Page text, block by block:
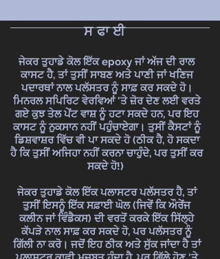
ਸਫਾਈ
ਜੇਕਰ ਤੁਹਾਡੇ ਕੋਲ ਇੱਕ epoxy ਜਾਂ ਅੱਜ ਦੀ ਰਾਲ
ਕਾਸਟ ਹੈ, ਤਾਂ ਤੁਸੀਂ ਸਾਬਣ ਅਤੇ ਪਾਣੀ ਜਾਂ ਖਣਿਜ
ਪਦਾਰਥਾਂ ਨਾਲ ਪਲੱਸਤਰ ਨੂੰ ਸਾਫ਼ ਕਰ ਸਕਦੇ ਹੋ।
ਮਿਨਰਲ ਸਪਿਰਿਟ ਵੇਰਵਿਆਂ 'ਤੇ ਜ਼ੋਰ ਦੇਣ ਲਈ ਵਰਤੇ
ਗਏ ਕੁਝ ਤੇਲ ਪੇਂਟ ਵਾਸ਼ ਨੂੰ ਹਟਾ ਸਕਦੇ ਹਨ, ਪਰ ਇਹ
ਕਾਸਟ ਨੂੰ ਨੁਕਸਾਨ ਨਹੀਂ ਪਹੁੰਚਾਏਗਾ। ਤੁਸੀਂ ਕੈਸਟਾਂ ਨੂੰ
ਡਿਸ਼ਵਾਸ਼ਰ ਵਿੱਚ ਵੀ ਪਾ ਸਕਦੇ ਹੋ (ਠੀਕ ਹੈ, ਹੋ ਸਕਦਾ
ਹੈ ਕਿ ਤੁਸੀਂ ਅਜਿਹਾ ਨਹੀਂ ਕਰਨਾ ਚਾਹੁੰਦੇ, ਪਰ ਤੁਸੀਂ ਕਰ
ਸਕਦੇ ਹੋ!)
ਜੇਕਰ ਤੁਹਾਡੇ ਕੋਲ ਇੱਕ ਪਲਾਸਟਰ ਪਲੱਸਤਰ ਹੈ, ਤਾਂ
ਤੁਸੀਂ ਇਸਨੂੰ ਇੱਕ ਸਫ਼ਾਈ ਘੋਲ (ਜਿਵੇਂ ਕਿ ਔਰੇਂਜ
ਕਲੀਨ ਜਾਂ ਵਿੰਡੈਕਸ) ਦੀ ਵਰਤੋਂ ਕਰਕੇ ਇੱਕ ਸਿੱਲ੍ਹੇ
ਕੱਪੜੇ ਨਾਲ ਸਾਫ਼ ਕਰ ਸਕਦੇ ਹੋ, ਪਰ ਪਲੱਸਤਰ ਨੂੰ
ਗਿੱਲੀ ਨਾ ਕਰੋ। ਜਦੋਂ ਇਹ ਠੀਕ ਅਤੇ ਸੁੱਕ ਜਾਂਦਾ ਹੈ ਤਾਂ